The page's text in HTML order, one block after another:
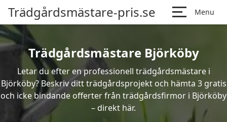
Trädgårdsmästare-pris.se Menu
Trädgårdsmästare Björköby
Letar du efter en professionell trädgårdsmästare i
Björköby? Beskriv ditt trädgårdsprojekt och hämta 3 gratis
och icke bindande offerter från trädgårdsfirmor i Björköby
– direkt här.